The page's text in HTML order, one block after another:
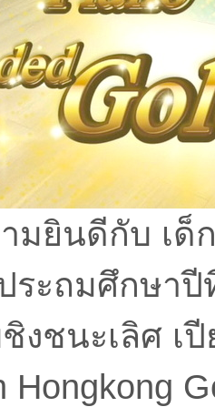
มยินดีกับ เด็
ระถมศึกษาปี
งชนะเลิศ เ
Hongkong